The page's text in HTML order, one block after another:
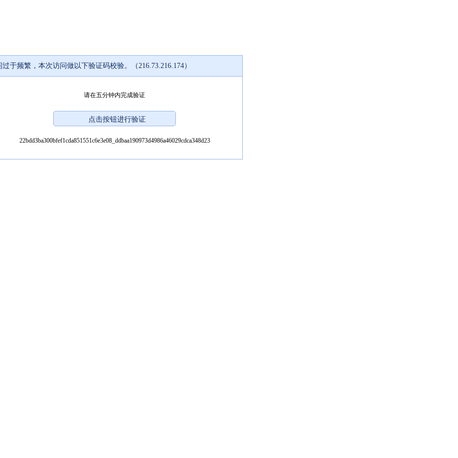
过于频繁，本次访问做以下验证码校验。（216.73.216.174）
请在五分钟内完成验证
22bdd3ba300bfef1cda851551c6e3e08_ddbaa190973d4986a46029cdca348d23